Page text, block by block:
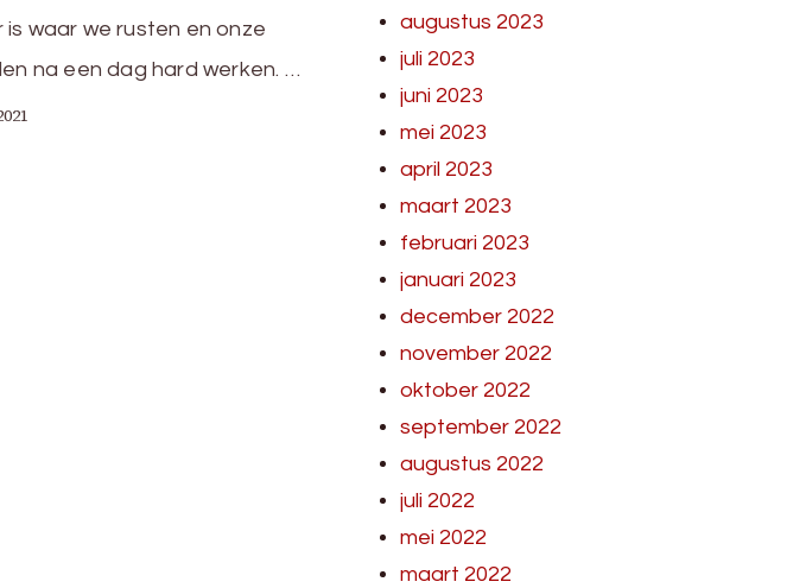
is waar we rusten en onze
na een dag hard werken. …
augustus 2023
juli 2023
juni 2023
mei 2023
april 2023
maart 2023
februari 2023
januari 2023
december 2022
november 2022
oktober 2022
september 2022
augustus 2022
juli 2022
mei 2022
maart 2022